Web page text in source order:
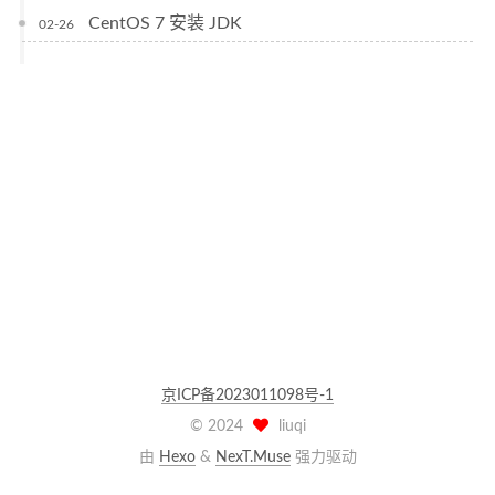
02-26 CentOS 7 安装 JDK
京ICP备2023011098号-1
© 2024
liuqi
由 Hexo& NexT.Muse强力驱动